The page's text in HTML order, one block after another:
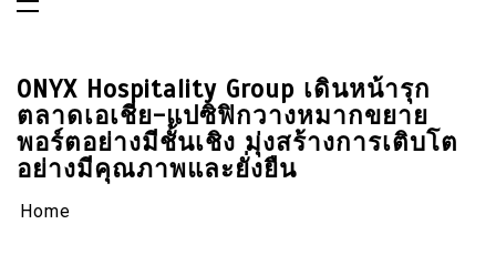
ONYX Hospitality Group เดินหน้ารุก
ตลาดเอเชีย-แปซิฟิกวางหมากขยาย
พอร์ตอย่างมีชั้นเชิง มุ่งสร้างการเติบโต
อย่างมีคุณภาพและยั่งยืน
Home